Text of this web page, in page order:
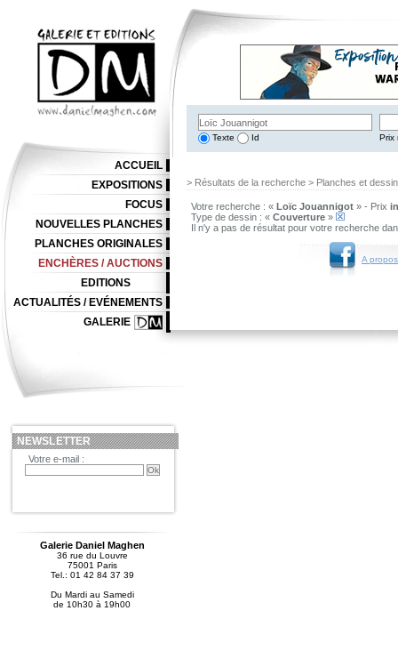
Texte Id Prix
> Résultats de la recherche > Planches et
Votre recherche : « Loïc Jouannigot » - Prix
Type de dessin : « Couverture »
Il n'y a pas de résultat pour votre recherche
A
ACCUEIL
EXPOSITIONS
FOCUS
NOUVELLES PLANCHES
PLANCHES ORIGINALES
ENCHÈRES / AUCTIONS
EDITIONS
ACTUALITÉS / EVÉNEMENTS
GALERIE
NEWSLETTER
Votre e-mail :
Galerie Daniel Maghen
36 rue du Louvre
75001 Paris
Tel.: 01 42 84 37 39
Du Mardi au Samedi
de 10h30 à 19h00